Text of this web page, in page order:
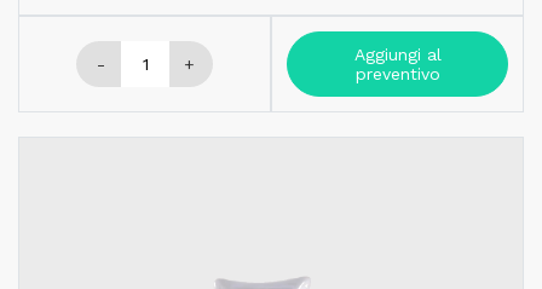
- +
Aggiungi al
preventivo